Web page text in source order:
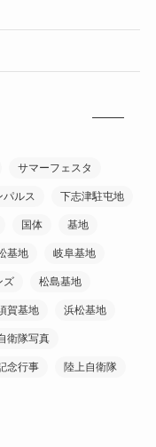
サマーフェスタ
パルス 下志津駐屯地
国体 基地
基地 岐阜基地
ズ 松島基地
賀基地 浜松基地
衛隊写真
念行事 陸上自衛隊